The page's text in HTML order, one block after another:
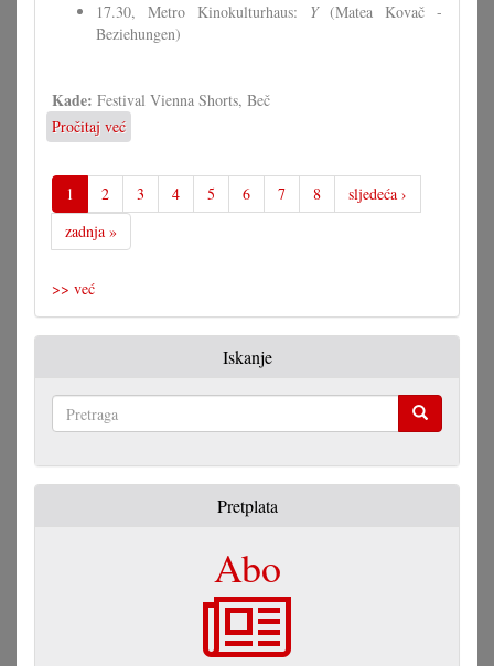
17.30, Metro Kinokulturhaus: Y(Matea Kovač -
Beziehungen)
Kade: Festival Vienna Shorts, Beč
Pročitaj već
Hrvatski
filmi
pri
festivalu
1 2 3 4 5 6 7 8
sljedeća ›
zadnja »
>> već
Iskanje
Pretplata
Abo